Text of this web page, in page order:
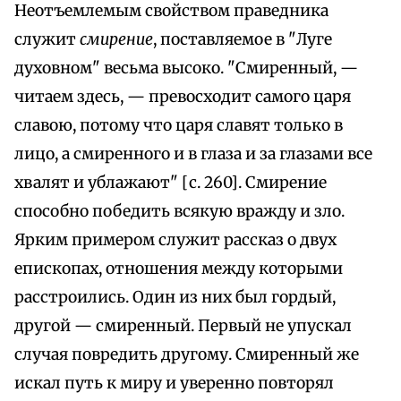
Неотъемлемым свойством праведника
служитсмирение, поставляемое в "Луге
духовном" весьма высоко. "Смиренный, —
читаем здесь, — превосходит самого царя
славою, потому что царя славят только в
лицо, а смиренного и в глаза и за глазами все
хвалят и ублажают" [с. 260]. Смирение
способно победить всякую вражду и зло.
Ярким примером служит рассказ о двух
епископах, отношения между которыми
расстроились. Один из них был гордый,
другой — смиренный. Первый не упускал
случая повредить другому. Смиренный же
искал путь к миру и уверенно повторял